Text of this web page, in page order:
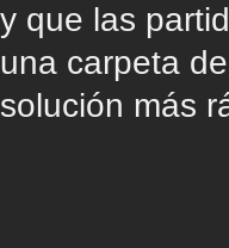
y que las
una carpeta
solución más